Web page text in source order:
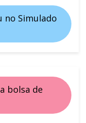
no Simulado
bolsa de